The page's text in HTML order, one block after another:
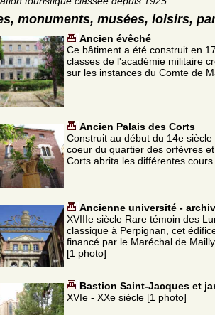
monuments, musées, loisirs,
Ancien évêché
Ce bâtiment a été construit en
classes de l'académie militaire
sur les instances du Comte de
Ancien Palais des Corts
Construit au début du 14e
coeur du quartier des orfèvres
Corts abrita les différentes
Ancienne université -
XVIIIe siècle Rare témoin des
classique à Perpignan, cet
financé par le Maréchal de
[1 photo]
Bastion Saint-Jacques et
XVIe - XXe siècle [1 photo]